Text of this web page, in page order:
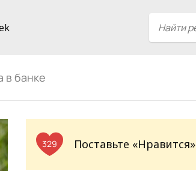
в банке
329 Поставьте «Нравится»